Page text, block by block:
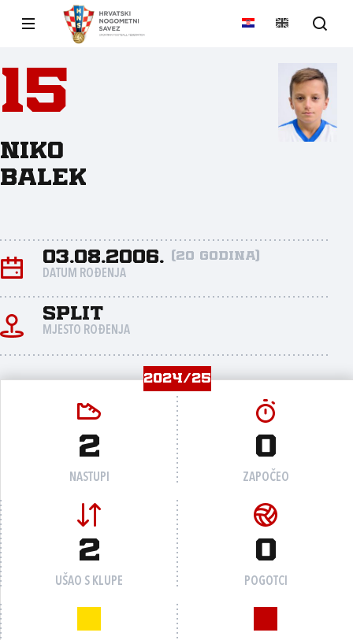
15
Niko
Balek
03.08.2006. (20 godina)
DATUM ROĐENJA
Split
MJESTO ROĐENJA
2024/25
2
NASTUPI
0
ZAPOČEO
2
UŠAO S KLUPE
0
POGOTCI